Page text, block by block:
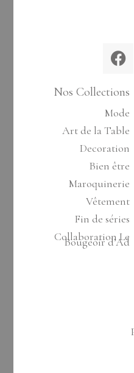
Nos Collections
Mode
Art de la Table
Decoration
Bien être
Maroquinerie
Vêtement
Fin de séries
Collaboration Le
Bougeoir d’Ad